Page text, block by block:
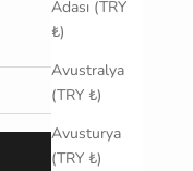
Adası (TRY
₺)
Avustralya
(TRY ₺)
Avusturya
(TRY ₺)